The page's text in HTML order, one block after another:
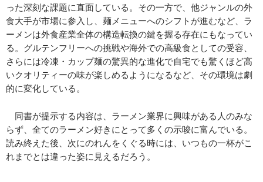
った深刻な課題に直面している。その一方で、他ジャンルの外
食大手が市場に参入し、麺メニューへのシフトが進むなど、ラ
ーメンは外食産業全体の構造転換の鍵を握る存在にもなってい
る。グルテンフリーへの挑戦や海外での高級食としての受容、
さらには冷凍・カップ麺の驚異的な進化で自宅でも驚くほど高
いクオリティーの味が楽しめるようになるなど、その環境は劇
的に変化している。
同書が提示する内容は、ラーメン業界に興味がある人のみな
らず、全てのラーメン好きにとって多くの示唆に富んでいる。
読み終えた後、次にのれんをくぐる時には、いつもの一杯がこ
れまでとは違った姿に見えるだろう。